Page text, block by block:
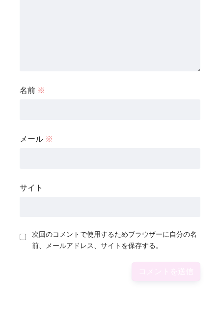
名前 ※
メール ※
サイト
次回のコメントで使用するためブラウザーに自分の名
前、メールアドレス、サイトを保存する。